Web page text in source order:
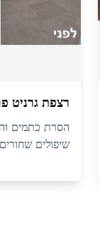
רצפת גרניט
הסרת כתמים
שיפולים שחורים